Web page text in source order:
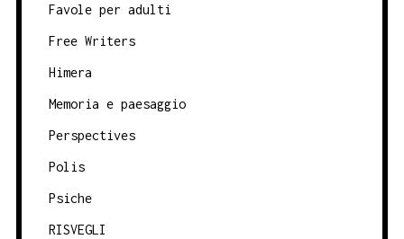
Favole per adulti
Free Writers
Himera
Memoria e paesaggio
Perspectives
Polis
Psiche
RISVEGLI